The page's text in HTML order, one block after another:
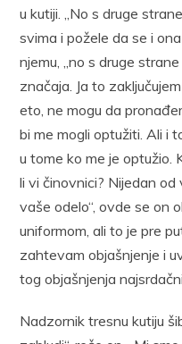
u kutiji. „No s druge
svima i požele da se i
njemu, „no s druge
značaja. Ja to
eto, ne mogu da
bi me mogli optužiti. Ali i
u tome ko me je optužio.
li vi činovnici? Nijedan
vaše odelo“, ovde se on
uniformom, ali to je pre
zahtevam objašnjenje i
tog objašnjenja
Nadzornik tresnu kutiju